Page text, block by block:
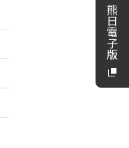
熊
日
電
子
版